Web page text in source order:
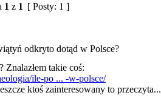
1 z 1 [ Posty: 1 ]
odkryto dotąd w Polsce?
Znalazłem takie coś:
ile-po ... -w-polsce/
ktoś zainteresowany to przeczyta...